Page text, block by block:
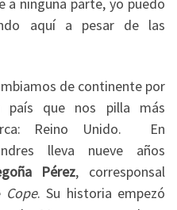
a ninguna parte, yo puedo
aquí a pesar de las
de continente por
país que nos pilla más
Reino Unido. En
lleva nueve años
Pérez, corresponsal
Cope. Su historia empezó